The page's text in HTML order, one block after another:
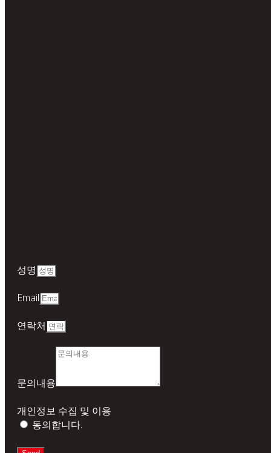
성명
Email
연락처
문의내용
개인정보 수집 및 이용
동의합니다.